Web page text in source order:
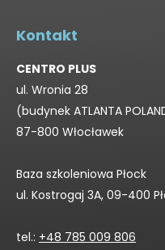
Kontakt
CENTRO PLUS
ul. Wronia 28
(budynek ATLANTA
87-800 Włocławek
Baza szkoleniowa Płock
ul. Kostrogaj 3A, 09-400
tel.: +48 785 009 806